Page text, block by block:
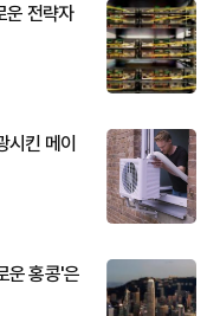
운 전략자
시킨 메이
운 홍콩'은